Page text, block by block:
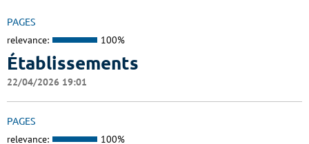
PAGES
relevance: 100%
Établissements
22/04/2026 19:01
PAGES
relevance: 100%